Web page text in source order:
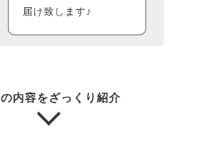
届け致します♪
内容をざっくり紹介